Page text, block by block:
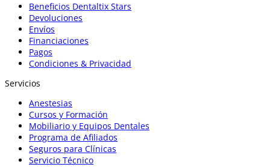
Beneficios Dentaltix Stars
Devoluciones
Envíos
Financiaciones
Pagos
Condiciones & Privacidad
Servicios
Anestesias
Cursos y Formación
Mobiliario y Equipos Dentales
Programa de Afiliados
Seguros para Clínicas
Servicio Técnico